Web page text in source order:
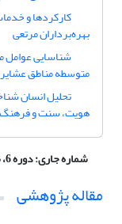
کارکردها و
بهره‌برداران مرتعی
شناسایی عوامل
متوسطه مناطق
تحلیل انسان
هویت، سنت و فرهنگ
شماره جاری:دوره 6، شماره 1 - شماره پیاپی 11، شهریور 1405
مقاله پژوهشی